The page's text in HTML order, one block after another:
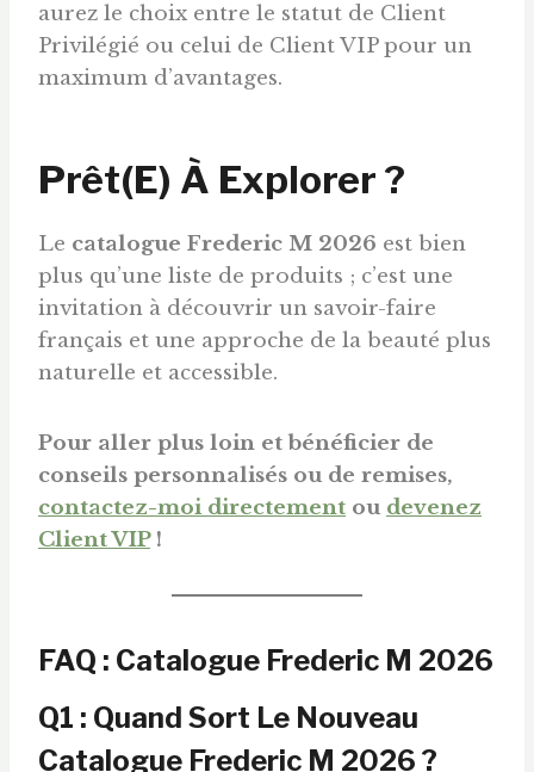
aurez le choix entre le statut de Client
Privilégié ou celui de Client VIP pour un
maximum d’avantages.
Prêt(e) À Explorer ?
Le catalogue Frederic M 2026 est bien
plus qu’une liste de produits ; c’est une
invitation à découvrir un savoir-faire
français et une approche de la beauté plus
naturelle et accessible.
Pour aller plus loin et bénéficier de
conseils personnalisés ou de remises,
contactez-moi directement ou devenez
Client VIP!
FAQ : Catalogue Frederic M 2026
Q1 : Quand Sort Le Nouveau
Catalogue Frederic M 2026 ?